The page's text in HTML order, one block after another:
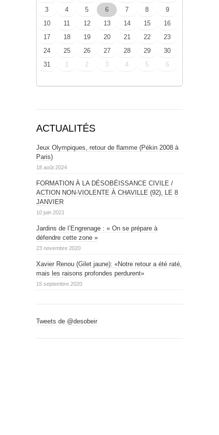
3
4 5 6 7 8
9
10
11 12 13 14 15
16
17
18 19 20 21 22
23
24
25 26 27 28 29
30
31
1 2 3 4 5 6
ACTUALITÉS
Jeux Olympiques, retour de flamme (Pékin 2008 à
Paris)
18 août 2024
FORMATION À LA DÉSOBÉISSANCE CIVILE /
ACTION NON-VIOLENTE À CHAVILLE (92), LE 8
JANVIER
10 juin 2021
Jardins de l’Engrenage : « On se prépare à
défendre cette zone »
23 novembre 2020
Xavier Renou (Gilet jaune): «Notre retour a été raté,
mais les raisons profondes perdurent»
15 septembre 2020
Tweets de @desobeir